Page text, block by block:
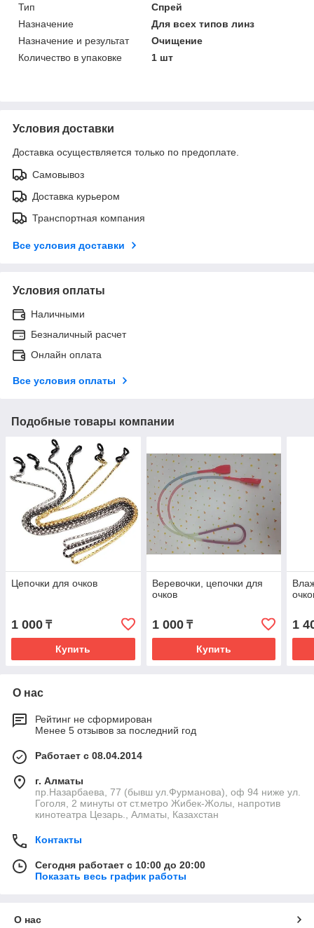
Тип
Спрей
Назначение
Для всех типов линз
Назначение и результат
Очищение
Количество в упаковке
1 шт
Условия доставки
Доставка осуществляется только по предоплате.
Самовывоз
Доставка курьером
Транспортная компания
Все условия доставки
Условия оплаты
Наличными
Безналичный расчет
Онлайн оплата
Все условия оплаты
Подобные товары компании
Цепочки для очков
1 000 ₸
Купить
Веревочки, цепочки для
очков
1 000₸
Купить
1
О нас
Рейтинг не сформирован
Менее 5 отзывов за последний год
Работает с 08.04.2014
г. Алматы
пр.Назарбаева, 77 (бывш ул.Фурманова), оф 94 ниже ул.
Гоголя, 2 минуты от ст.метро Жибек-Жолы, напротив
кинотеатра Цезарь., Алматы, Казахстан
Контакты
Сегодня работает с 10:00 до 20:00
Показать весь график работы
О нас